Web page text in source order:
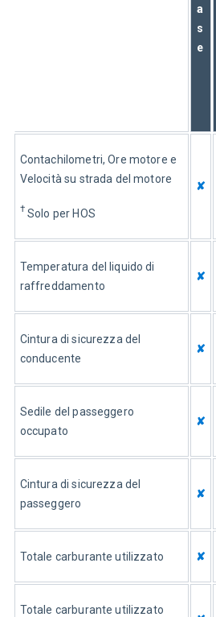
a
s
e
Contachilometri, Ore motore e
Velocità su strada del motore
† Solo per HOS
✘
Temperatura del liquido di
raffreddamento
✘
Cintura di sicurezza del
conducente
✘
Sedile del passeggero
occupato
✘
Cintura di sicurezza del
passeggero
✘
Totale carburante utilizzato ✘
Totale carburante utilizzato